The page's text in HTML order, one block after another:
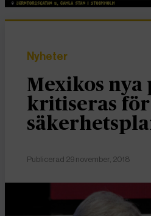
Nyheter
Mexikos nya
kritiseras för
Publicerad 29 november, 2018